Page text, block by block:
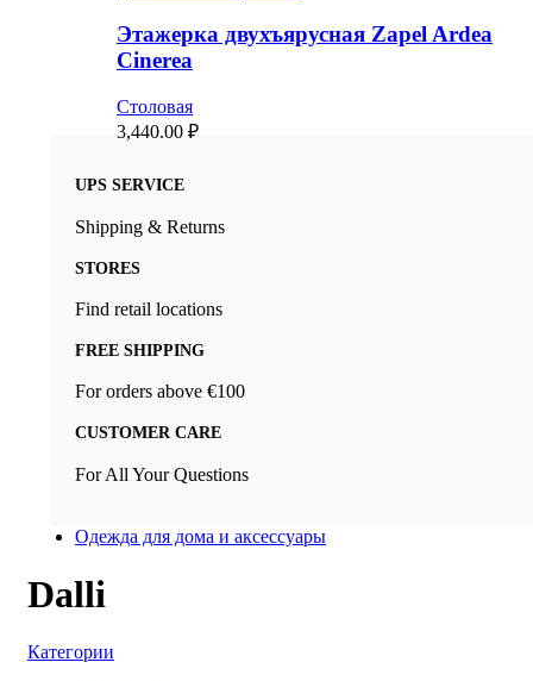
Этажерка двухъярусная Zapel Ardea
Cinerea
Столовая
3,440.00 ₽
UPS SERVICE
Shipping & Returns
STORES
Find retail locations
FREE SHIPPING
For orders above €100
CUSTOMER CARE
For All Your Questions
Одежда для дома и аксессуары
Dalli
Категории